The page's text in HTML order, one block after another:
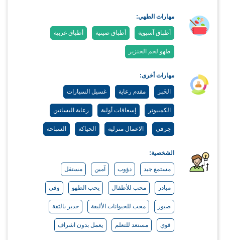
مهارات الطهي:
أطباق آسيوية أطباق صينية أطباق غربية
طهو لحم الخنزير
مهارات أخرى:
الخَبز مقدم رعاية غسيل السيارات
الكمبيوتر إسعافات أولية رعاية البساتين
حِرفي الاعمال منزلية الحياكة السباحة
الشخصية:
مستمع جيد دؤوب آمين مستقل
مبادر محب للأطفال يحب الطهو وفي
صبور محب للحيوانات الأليفة جدير بالثقة
قوي مستعد للتعلم يعمل بدون اشراف